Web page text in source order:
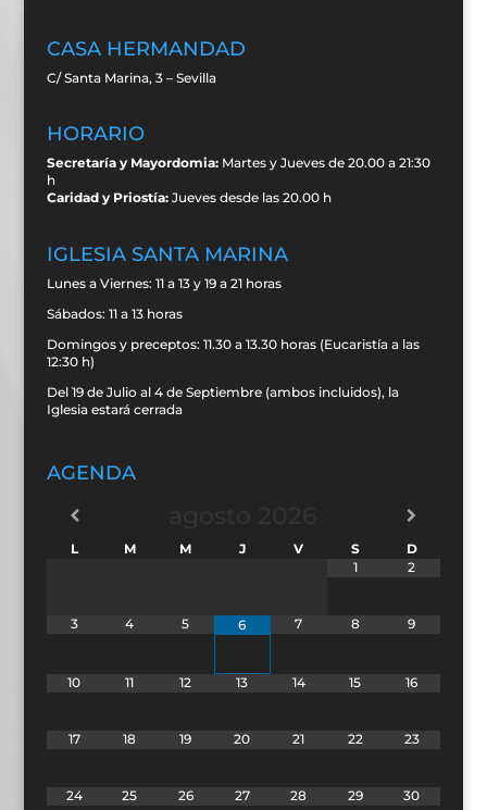
CASA HERMANDAD
C/ Santa Marina, 3 – Sevilla
HORARIO
Secretaría y Mayordomia:Martes y Jueves de 20.00 a 21:30
h
Caridad y Priostía:Jueves desde las 20.00 h
IGLESIA SANTA MARINA
Lunes a Viernes: 11 a 13 y 19 a 21 horas
Sábados: 11 a 13 horas
Domingos y preceptos: 11.30 a 13.30 horas (Eucaristía a las
12:30 h)
Del 19 de Julio al 4 de Septiembre (ambos incluidos), la
Iglesia estará cerrada
AGENDA
L M M J V S
D
1
2
3 4 5 6 7 8 9
10 11 12 13 14 15 16
17 18 19 20 21 22 23
24 25 26 27 28 29 30